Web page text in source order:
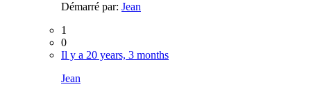
Démarré par: Jean
1
0
Il y a 20 years, 3 months
Jean